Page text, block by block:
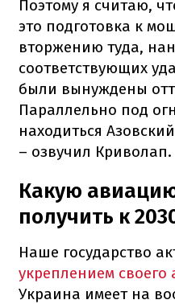
Поэтому я считаю,
это подготовка к
вторжению туда,
соответствующих
были вынуждены
Параллельно под
находиться
– озвучил Криволап.
Какую
получить к
Наше государство
укреплением своего
Украина имеет на